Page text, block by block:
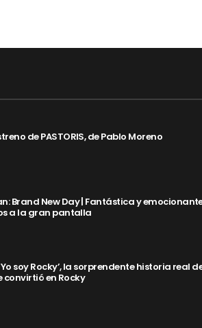
de PASTORIS, de Pablo Moreno
Brand New Day | Fantástica y
a la gran pantalla
soy Rocky’, la sorprendente historia real
convirtió en Rocky